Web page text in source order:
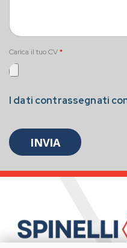
Carica il tuo CV*
I dati contrassegnati
INVIA